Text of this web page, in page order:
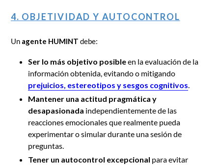
4. OBJETIVIDAD Y AUTOCONTROL
Un agente HUMINT debe:
Ser lo más objetivo posibleen la evaluación de la
información obtenida, evitando o mitigando
prejuicios, estereotipos y sesgos cognitivos.
Mantener una actitud pragmática y
desapasionada independientemente de las
reacciones emocionales que realmente pueda
experimentar o simular durante una sesión de
preguntas.
Tener un autocontrol excepcional para evitar